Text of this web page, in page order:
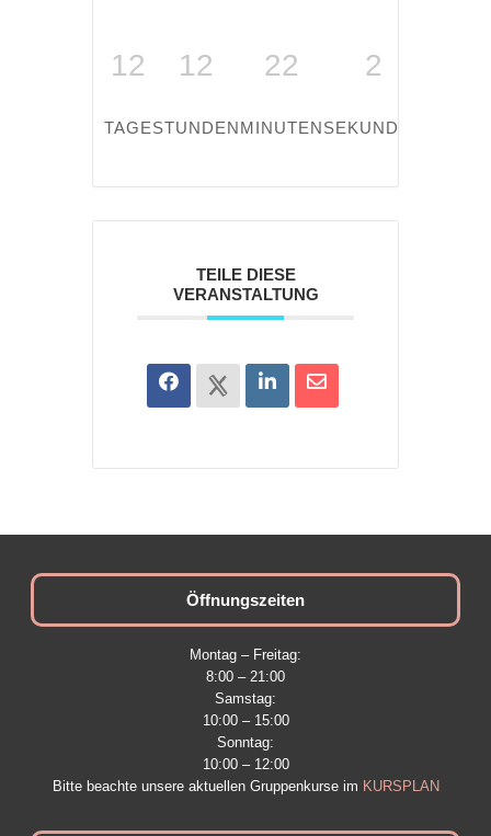
12
TAGE
12
STUNDEN
22
MINUTEN
2
SEKUNDEN
TEILE DIESE
VERANSTALTUNG
Öffnungszeiten
Montag – Freitag:
8:00 – 21:00
Samstag:
10:00 – 15:00
Sonntag:
10:00 – 12:00
Bitte beachte unsere aktuellen Gruppenkurse im KURSPLAN